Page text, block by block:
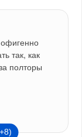
так, как
полторы